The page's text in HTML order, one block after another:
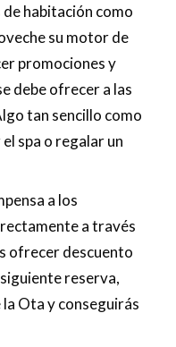
habitación como
su motor de
promociones y
debe ofrecer a las
tan sencillo como
spa o regalar un
a los
a través
ofrecer descuento
reserva,
Ota y conseguirás